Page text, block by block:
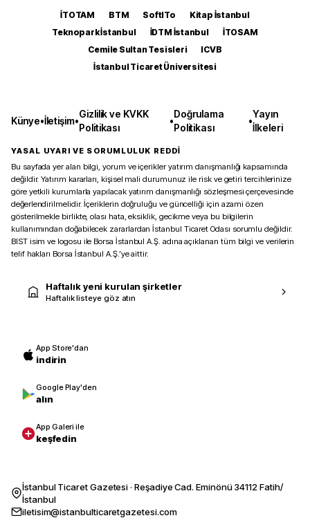
İTOTAM BTM SoftITo
Kitap İstanbul
Teknopark İstanbul
İDTM İstanbul
İTOSAM
Cemile Sultan Tesisleri
ICVB
İstanbul Ticaret Üniversitesi
Künye•İletişim•
Gizlilik ve KVKK
Politikası
•
Doğrulama
Politikası
•
Yayın
İlkeleri
YASAL UYARI VE SORUMLULUK REDDİ
Bu sayfada yer alan bilgi, yorum ve içerikler yatırım danışmanlığı kapsamında
değildir. Yatırım kararları, kişisel mali durumunuz ile risk ve getiri tercihlerinize
göre yetkili kurumlarla yapılacak yatırım danışmanlığı sözleşmesi çerçevesinde
değerlendirilmelidir. İçeriklerin doğruluğu ve güncelliği için azami özen
gösterilmekle birlikte, olası hata, eksiklik, gecikme veya bu bilgilerin
kullanımından doğabilecek zararlardan İstanbul Ticaret Odası sorumlu değildir.
BIST isim ve logosu ile Borsa İstanbul A.Ş. adına açıklanan tüm bilgi ve verilerin
telif hakları Borsa İstanbul A.Ş.’ye aittir.
Haftalık yeni kurulan şirketler
Haftalık listeye göz atın
App Store'dan
indirin
Google Play'den
alın
App Galeri ile
keşfedin
İstanbul Ticaret Gazetesi · Reşadiye Cad. Eminönü 34112 Fatih/
İstanbul
iletisim@istanbulticaretgazetesi.com